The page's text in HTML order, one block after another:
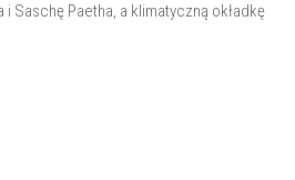
Saschę Paetha, a klimatyczną okładkę